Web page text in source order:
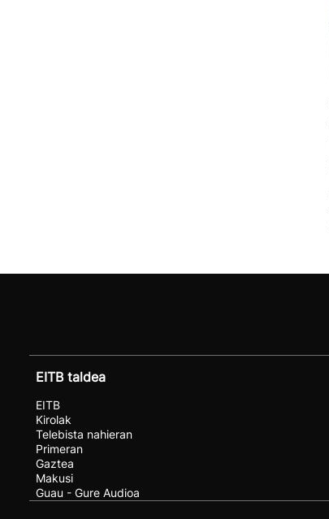
EITB taldea
EITB
Kirolak
Telebista nahieran
Primeran
Gaztea
Makusi
Guau - Gure Audioa